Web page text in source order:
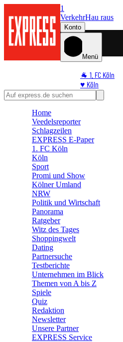
1
VerkehrHau raus
Konto
Menü
🐐 1. FC Köln
♥️ Köln
⭐ Promi
🛒 Shoppingwelt
Home
Veedelsreporter
Schlagzeilen
EXPRESS E-Paper
1. FC Köln
Köln
Sport
Promi und Show
Kölner Umland
NRW
Politik und Wirtschaft
Panorama
Ratgeber
Witz des Tages
Shoppingwelt
Dating
Partnersuche
Testberichte
Unternehmen im Blick
Themen von A bis Z
Spiele
Quiz
Redaktion
Newsletter
Unsere Partner
EXPRESS Service